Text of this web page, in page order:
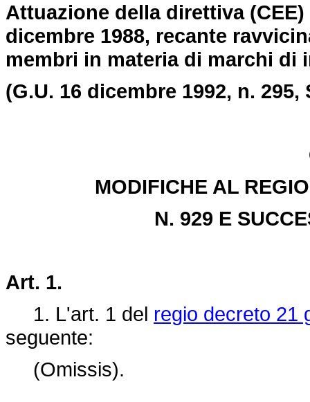
Attuazione della direttiva
dicembre 1988, recante
membri in materia di marchi di
(G.U. 16 dicembre 1992, n. 295,
MODIFICHE AL
N. 929 E
Art. 1.
1. L'art. 1 del regio decreto 21
seguente:
(Omissis).